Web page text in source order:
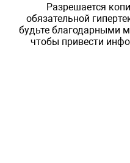
Разрешается
обязательной
будьте благодарными
чтобы привести